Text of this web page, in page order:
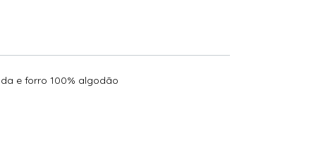
e forro 100% algodão